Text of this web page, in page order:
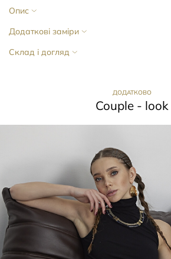
Опис
Додаткові заміри
Склад і догляд
ДОДАТКОВО
Couple - look